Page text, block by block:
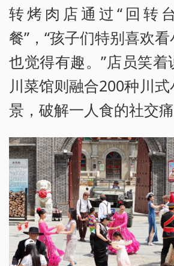
转烤肉店通过“回转
餐”，“孩子们特别喜欢
也觉得有趣。”店员笑
川菜馆则融合200种川
景，破解一人食的社交痛